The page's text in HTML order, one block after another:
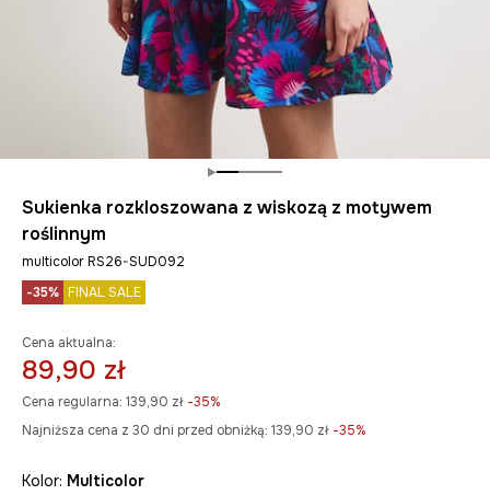
Sukienka rozkloszowana z wiskozą z motywem
roślinnym
multicolor RS26-SUD092
-35% FINAL SALE
Cena aktualna:
89,90 zł
Cena regularna: 139,90 zł -35%
Najniższa cena z 30 dni przed obniżką: 139,90 zł -35%
Kolor: multicolor